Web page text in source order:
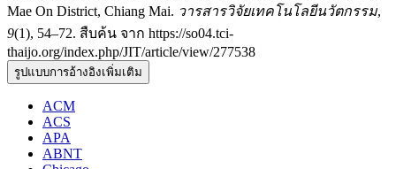
Mae On District, Chiang Mai. วารสารวิจัยเทคโนโลยีนวัตกรรม,
9(1), 54–72. สืบค้น จาก https://so04.tci-
thaijo.org/index.php/JIT/article/view/277538
รูปแบบการอ้างอิงเพิ่มเติม
ACM
ACS
APA
ABNT